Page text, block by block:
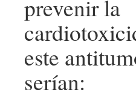
prevenir la
este
serían: